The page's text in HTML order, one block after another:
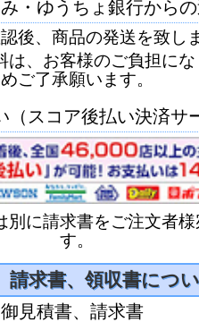
・ゆうちょ銀行から
後、商品の発送を致し
は、お客様のご負担に
めご了承願います。
（スコア後払い決済サ
別に請求書をご注文者
す。
請求書、領収書につ
御見積書、請求書